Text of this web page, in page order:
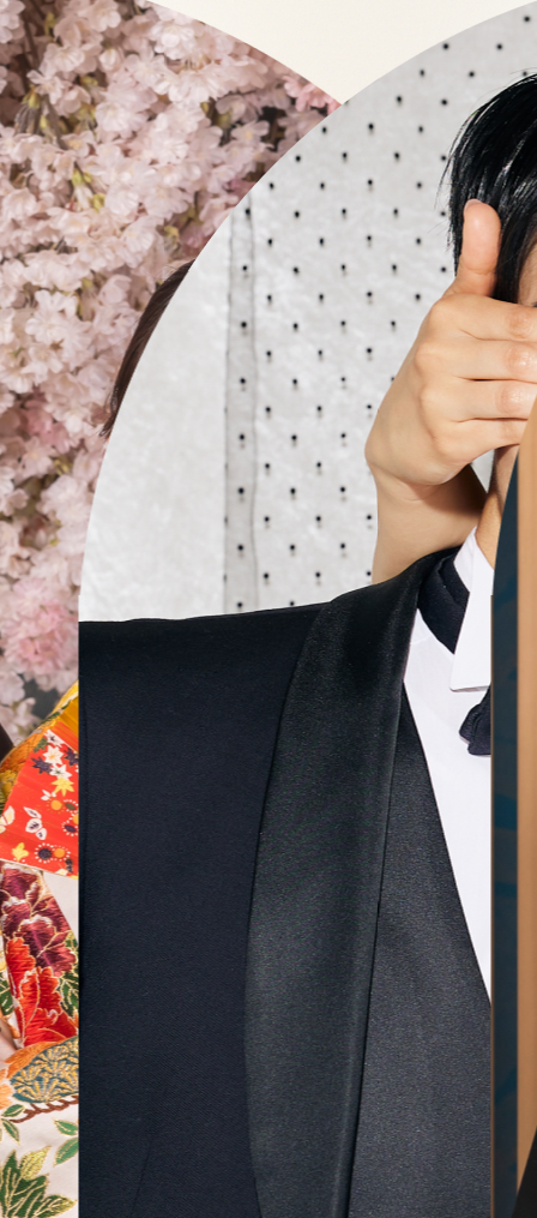
無料相談予約
来店・オンライン
に入
最後
た！